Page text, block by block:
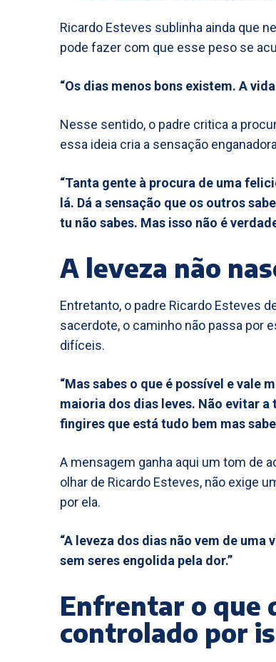
Ricardo Esteves sublinha ainda que
pode fazer com que esse peso se
“Os dias menos bons existem. A
Nesse sentido, o padre critica a
essa ideia cria a sensação
“Tanta gente à procura de uma
lá. Dá a sensação que os outros
tu não sabes. Mas isso não é
A leveza não
Entretanto, o padre Ricardo Esteves
sacerdote, o caminho não passa por
difíceis.
“Mas sabes o que é possível e vale
maioria dos dias leves. Não evitar
fingires que está tudo bem mas
A mensagem ganha aqui um tom de
olhar de Ricardo Esteves, não exige
por ela.
“A leveza dos dias não vem de
sem seres engolida pela dor.”
Enfrentar o que
controlado por